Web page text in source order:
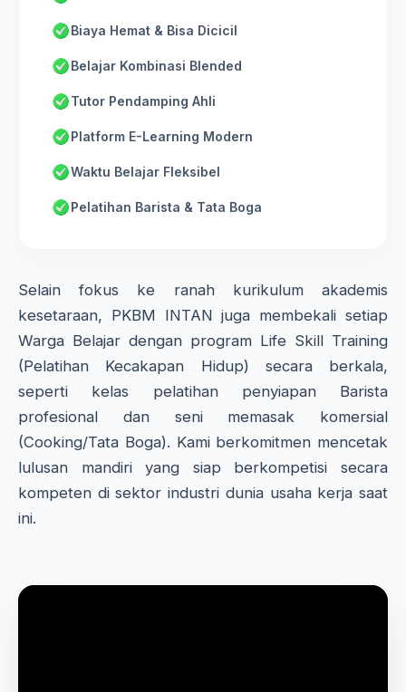
Biaya Hemat & Bisa Dicicil
Belajar Kombinasi Blended
Tutor Pendamping Ahli
Platform E-Learning Modern
Waktu Belajar Fleksibel
Pelatihan Barista & Tata Boga
Selain fokus ke ranah kurikulum akademis
kesetaraan, PKBM INTAN juga membekali setiap
Warga Belajar dengan program Life Skill Training
(Pelatihan Kecakapan Hidup) secara berkala,
seperti kelas pelatihan penyiapan Barista
profesional dan seni memasak komersial
(Cooking/Tata Boga). Kami berkomitmen mencetak
lulusan mandiri yang siap berkompetisi secara
kompeten di sektor industri dunia usaha kerja saat
ini.